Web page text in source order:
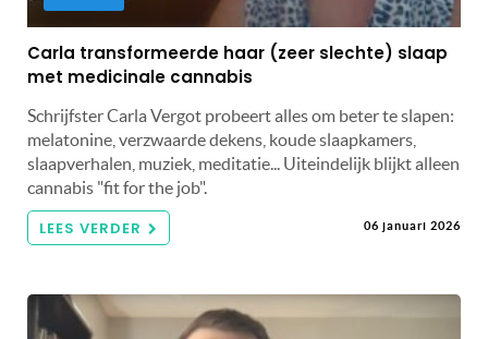
Carla transformeerde haar (zeer slechte) slaap
met medicinale cannabis
Schrijfster Carla Vergot probeert alles om beter te slapen:
melatonine, verzwaarde dekens, koude slaapkamers,
slaapverhalen, muziek, meditatie... Uiteindelijk blijkt alleen
cannabis "fit for the job".
LEES VERDER 06 januari 2026